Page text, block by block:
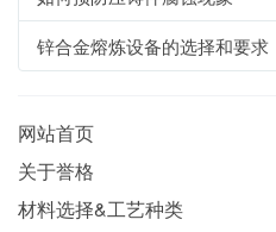
锌合金熔炼设备的选择和要求
网站首页
关于誉格
材料选择&工艺种类